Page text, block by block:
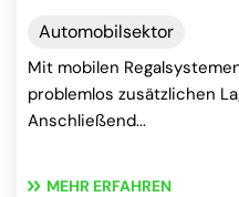
Automobilsektor
Mit mobilen
problemlos zusätzlichen
Anschließend...
MEHR ERFAHREN